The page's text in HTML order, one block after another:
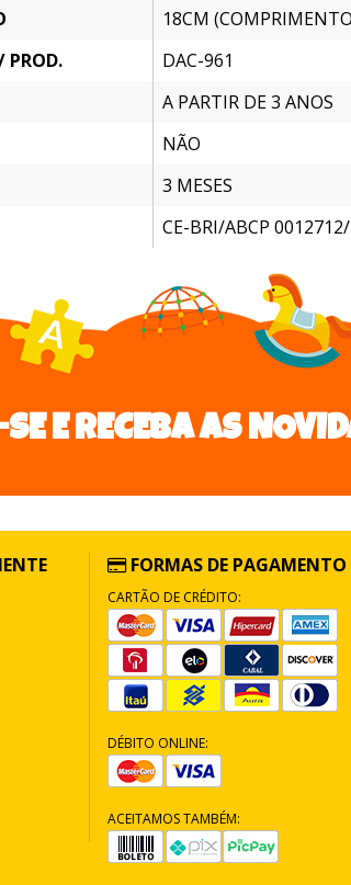
18CM
PROD.
DAC-961
A PARTIR DE 3 ANOS
NÃO
3 MESES
CE-BRI/ABCP
E RECEBA AS
FORMAS DE PAGAMENTO
CARTÃO DE CRÉDITO:
DÉBITO ONLINE:
ACEITAMOS TAMBÉM: